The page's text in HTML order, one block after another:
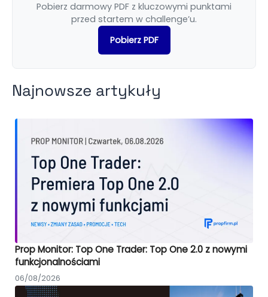
Pobierz darmowy PDF z kluczowymi punktami
przed startem w challenge’u.
Pobierz PDF
Najnowsze artykuły
Prop Monitor: Top One Trader: Top One 2.0 z nowymi
funkcjonalnościami
06/08/2026